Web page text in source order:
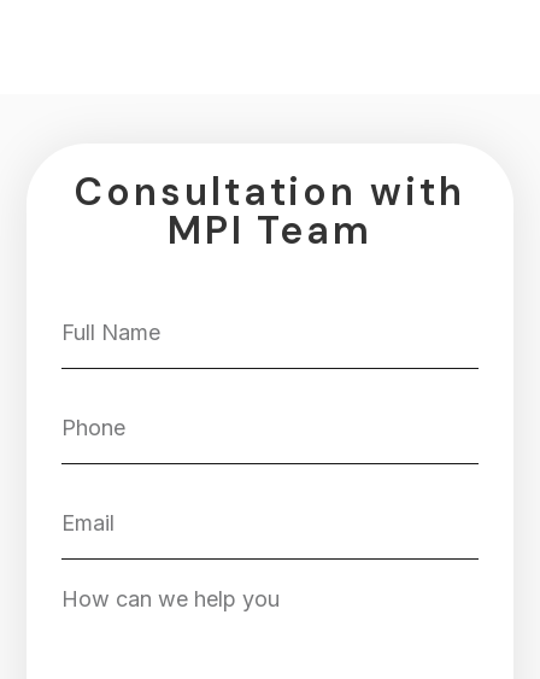
Consultation with
MPI Team